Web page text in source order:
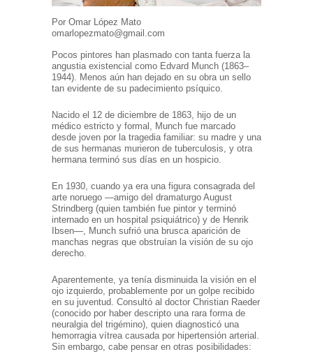
Por Omar López Mato
omarlopezmato@gmail.com
Pocos pintores han plasmado con tanta fuerza la
angustia existencial como Edvard Munch (1863–
1944). Menos aún han dejado en su obra un sello
tan evidente de su padecimiento psíquico.
Nacido el 12 de diciembre de 1863, hijo de un
médico estricto y formal, Munch fue marcado
desde joven por la tragedia familiar: su madre y una
de sus hermanas murieron de tuberculosis, y otra
hermana terminó sus días en un hospicio.
En 1930, cuando ya era una figura consagrada del
arte noruego —amigo del dramaturgo August
Strindberg (quien también fue pintor y terminó
internado en un hospital psiquiátrico) y de Henrik
Ibsen—, Munch sufrió una brusca aparición de
manchas negras que obstruían la visión de su ojo
derecho.
Aparentemente, ya tenía disminuida la visión en el
ojo izquierdo, probablemente por un golpe recibido
en su juventud. Consultó al doctor Christian Raeder
(conocido por haber descripto una rara forma de
neuralgia del trigémino), quien diagnosticó una
hemorragia vítrea causada por hipertensión arterial.
Sin embargo, cabe pensar en otras posibilidades: